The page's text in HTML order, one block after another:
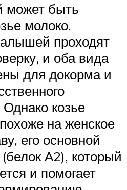
может быть
молоко.
проходят
и оба вида
для докорма и
козье
на женское
его основной
А2), который
и помогает